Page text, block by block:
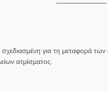
σχεδιασμένη για τη μεταφορά
ατμίσματος.